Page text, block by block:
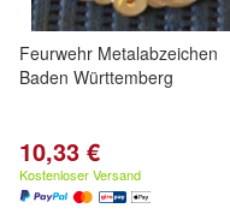
Feurwehr Metalabzeichen
Baden Württemberg
10,33 €
Kostenloser Versand